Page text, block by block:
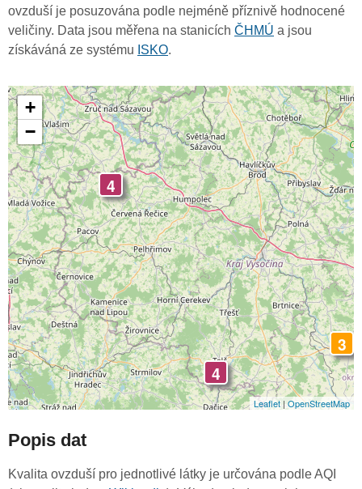
ovzduší je posuzována podle nejméně příznivě hodnocené
veličiny. Data jsou měřena na stanicích ČHMÚ a jsou
získáváná ze systému ISKO.
3
4
4
+
−
Leaflet | OpenStreetMap
Popis dat
Kvalita ovzduší pro jednotlivé látky je určována podle AQI